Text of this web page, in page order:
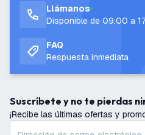
Llámanos
Disponible de 09:00 a
FAQ
Respuesta inmediata
Suscríbete y no te pierdas
¡Recibe las últimas ofertas y